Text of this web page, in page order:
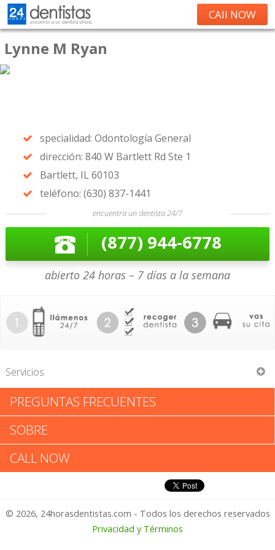
CAll NOW
Lynne M Ryan
specialidad: Odontología General
dirección: 840 W Bartlett Rd Ste 1
Bartlett, IL 60103
teléfono: (630) 837-1441
encuentra un dentista 24/7
(877) 944-6778
abierto 24 horas – 7 días a la semana
Servicios
Lynne M Ryan
Lynne M Ryan: Califica tu
Experiencia
1 – No Feliz
PREGUNTAS FRECUENTES
SOBRE
CALL NOW
© 2026, 24horasdentistas.com - Todos los derechos reservados
Privacidad y Términos